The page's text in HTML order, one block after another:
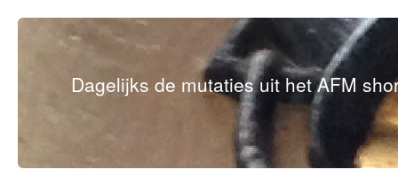
Dagelijks de mutaties uit het AFM